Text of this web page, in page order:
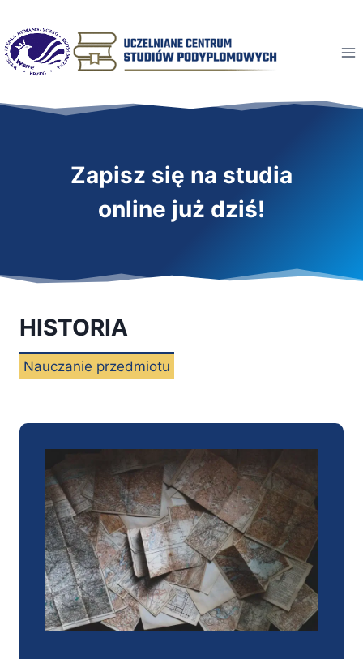
do
treści
Zapisz się na studia
online już dziś!
HISTORIA
Nauczanie przedmiotu